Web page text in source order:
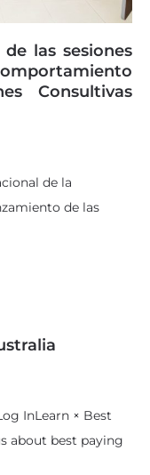
las sesiones
Consultivas
de la
de las
InLearn × Best
about best paying